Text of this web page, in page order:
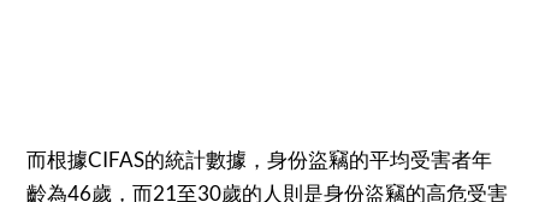
而根據CIFAS的統計數據，身份盜竊的平均受害者年
齡為46歲，而21至30歲的人則是身份盜竊的高危受害